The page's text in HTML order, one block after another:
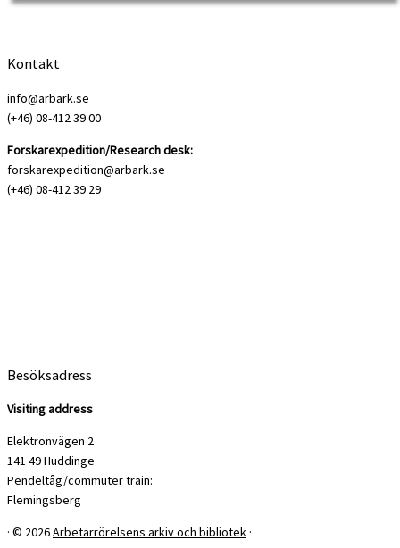
Kontakt
info@arbark.se
(+46) 08-412 39 00
Forskarexpedition/Research desk:
forskarexpedition@arbark.se
(+46) 08-412 39 29
Besöksadress
Visiting address
Elektronvägen 2
141 49 Huddinge
Pendeltåg/commuter train:
Flemingsberg
· © 2026Arbetarrörelsens arkiv och bibliotek ·